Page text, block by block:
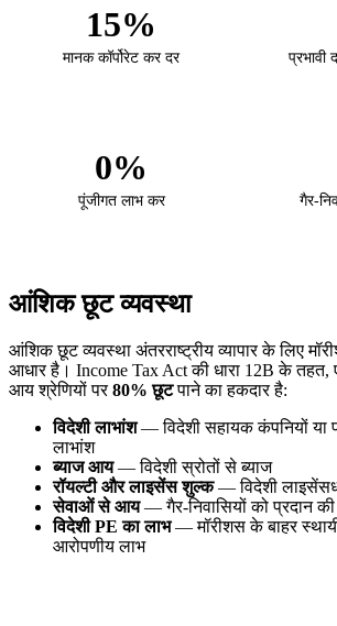
15%
मानक कॉर्पोरेट कर दर
0%
पूंजीगत लाभ कर
गैर-
आंशिक छूट व्यवस्था
आंशिक छूट व्यवस्था अंतरराष्ट्रीय व्यापार के लिए
आधार है। Income Tax Act की धारा 12B के तहत,
आय श्रेणियों पर80% छूटपाने का हकदार है:
विदेशी लाभांश— विदेशी सहायक कंपनियों या
लाभांश
ब्याज आय— विदेशी स्रोतों से ब्याज
रॉयल्टी और लाइसेंस शुल्क— विदेशी
सेवाओं से आय— गैर-निवासियों को प्रदान
विदेशी PE का लाभ— मॉरीशस के बाहर
आरोपणीय लाभ